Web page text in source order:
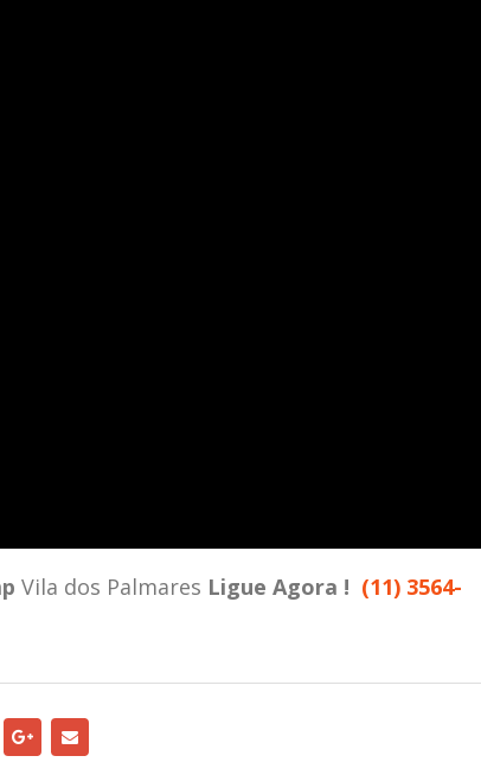
Vila dos Palmares Ligue Agora ! (11) 3564-